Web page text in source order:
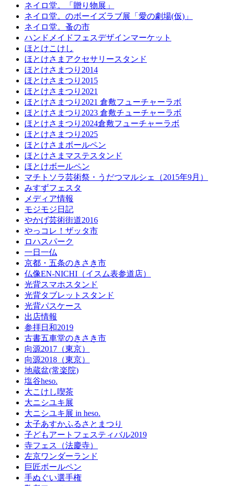
ネイロ堂。「贈り物展」
ネイロ堂。のボーイズラブ展「愛の劇場(仮)」
ネイロ堂。蚤の市
ハンドメイドフェスデザインマーケット
ほとけこけし
ほとけさまアクセサリースタンド
ほとけさまつり2014
ほとけさまつり2015
ほとけさまつり2021
ほとけさまつり2021 倉敷フューチャーラボ
ほとけさまつり2023 倉敷チューチャーラボ
ほとけさまつり2024倉敷フューチャーラボ
ほとけさまつり2025
ほとけさまボールペン
ほとけさまマステスタンド
ほとけボールペン
マチトソラ芸術祭・うだつマルシェ（2015年9月）
みすずフェスタ
メディア情報
モジモジ日記
やかげ芸術街道2016
やっコレ！ザッタ市
ロハスパーク
一日一仏
京都・五条のきさき市
仏像EN-NICHI（イスム表参道店）
光背スマホスタンド
光背タブレットスタンド
光背パスケース
出店情報
参拝日和2019
古書五車堂のきさき市
向源2017（東京）
向源2018（東京）
地蔵盆(常楽院)
塩谷heso.
大こけし喫茶
大ニシユキ展
大ニシユキ展 in heso.
太子あすかふるさとまつり
子どもアートフェスティバル2019
寺フェス（法慶寺）
左京ワンダーランド
巨匠ボールペン
手ぬぐい選手権